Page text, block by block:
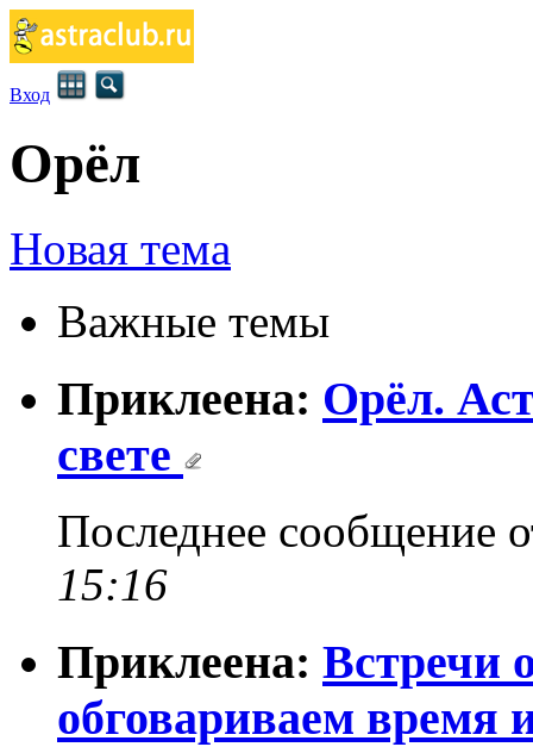
Вход
Орёл
Новая тема
Важные темы
Приклеена: Орёл.
свете
Последнее сообщение
15:16
Приклеена: Встречи
обговариваем время